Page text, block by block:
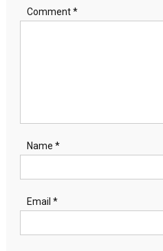
Comment*
Name *
Email *